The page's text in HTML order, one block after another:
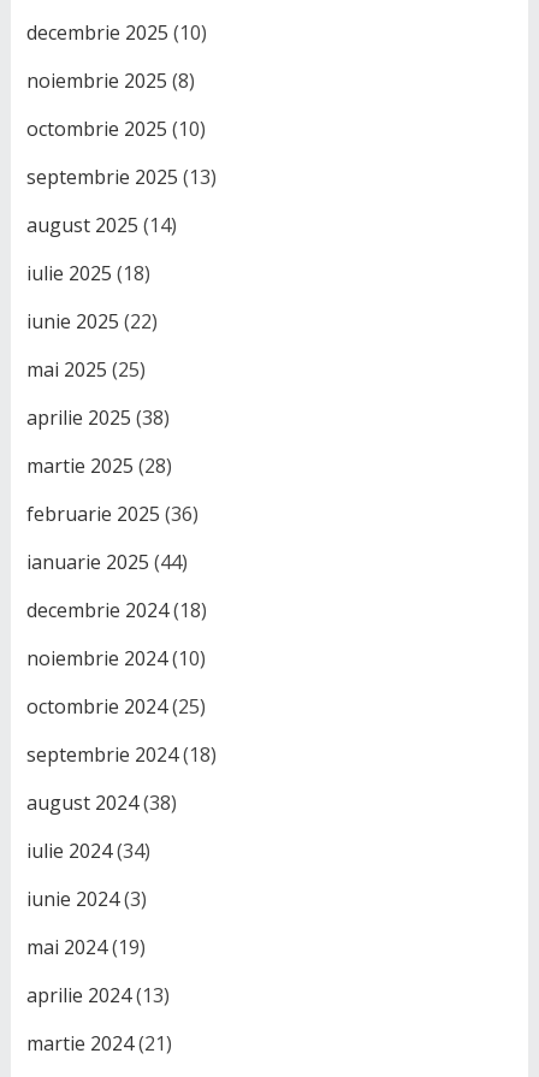
decembrie 2025 (10)
noiembrie 2025 (8)
octombrie 2025 (10)
septembrie 2025 (13)
august 2025 (14)
iulie 2025 (18)
iunie 2025 (22)
mai 2025 (25)
aprilie 2025 (38)
martie 2025 (28)
februarie 2025 (36)
ianuarie 2025 (44)
decembrie 2024(18)
noiembrie 2024(10)
octombrie 2024(25)
septembrie 2024(18)
august 2024(38)
iulie 2024(34)
iunie 2024(3)
mai 2024(19)
aprilie 2024(13)
martie 2024(21)